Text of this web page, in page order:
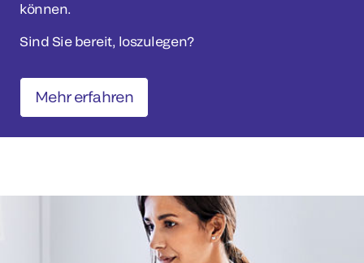
können.
Sind Sie bereit, loszulegen?
Mehr erfahren